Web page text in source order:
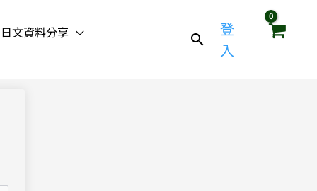
日文資料分享
登
入